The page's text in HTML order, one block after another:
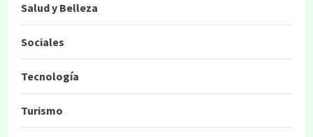
Salud y Belleza
Sociales
Tecnología
Turismo